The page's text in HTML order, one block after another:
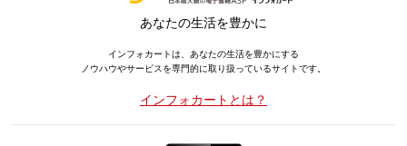
あなたの生活を豊かに
インフォカートは、あなたの生活を豊かにする
ノウハウやサービスを専門的に取り扱っているサイトです。
インフォカートとは？